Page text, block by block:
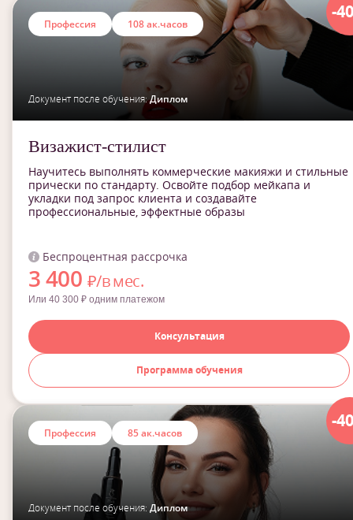
-
Профессия 108 ак.часов
Документ после обучения:Диплом
Визажист-стилист
Научитесь выполнять коммерческие макияжи и стильные
прически по стандарту. Освойте подбор мейкапа и
укладки под запрос клиента и создавайте
профессиональные, эффектные образы
Беспроцентная рассрочка
3 400 ₽/в мес.
Или 40 300 ₽ одним платежом
Консультация
Программа обучения
-
Профессия 85 ак.часов
Документ после обучения: Диплом